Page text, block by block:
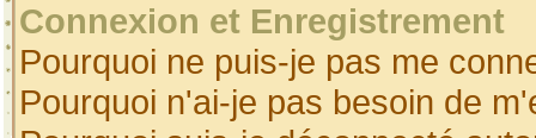
Connexion et Enregistrement
Pourquoi ne puis-je pas me
Pourquoi n'ai-je pas besoin de